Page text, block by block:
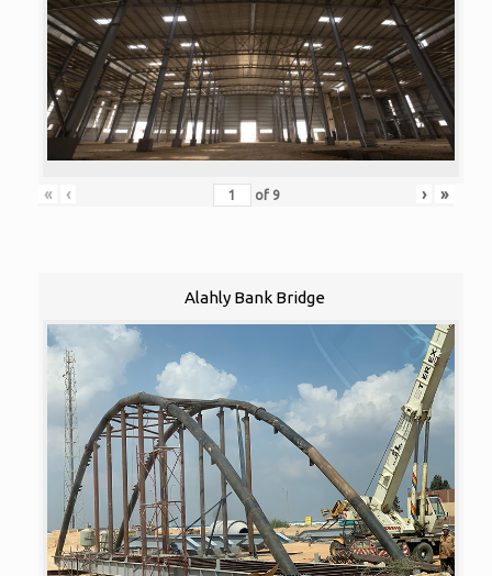
« ‹ of 9 › »
Alahly Bank Bridge